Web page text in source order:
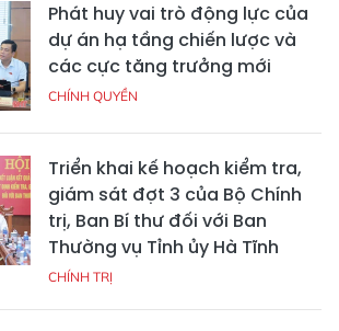
Phát huy vai trò động lực của
dự án hạ tầng chiến lược và
các cực tăng trưởng mới
CHÍNH QUYỀN
Triển khai kế hoạch kiểm tra,
giám sát đợt 3 của Bộ Chính
trị, Ban Bí thư đối với Ban
Thường vụ Tỉnh ủy Hà Tĩnh
CHÍNH TRỊ